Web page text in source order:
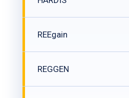
REEgain
REGGEN